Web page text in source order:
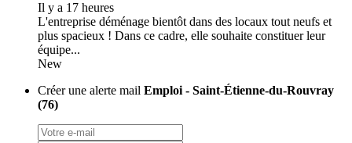
Il y a 17 heures
L'entreprise déménage bientôt dans des locaux tout neufs et
plus spacieux ! Dans ce cadre, elle souhaite constituer leur
équipe...
New
Créer une alerte mail Emploi - Saint-Étienne-du-Rouvray
(76)